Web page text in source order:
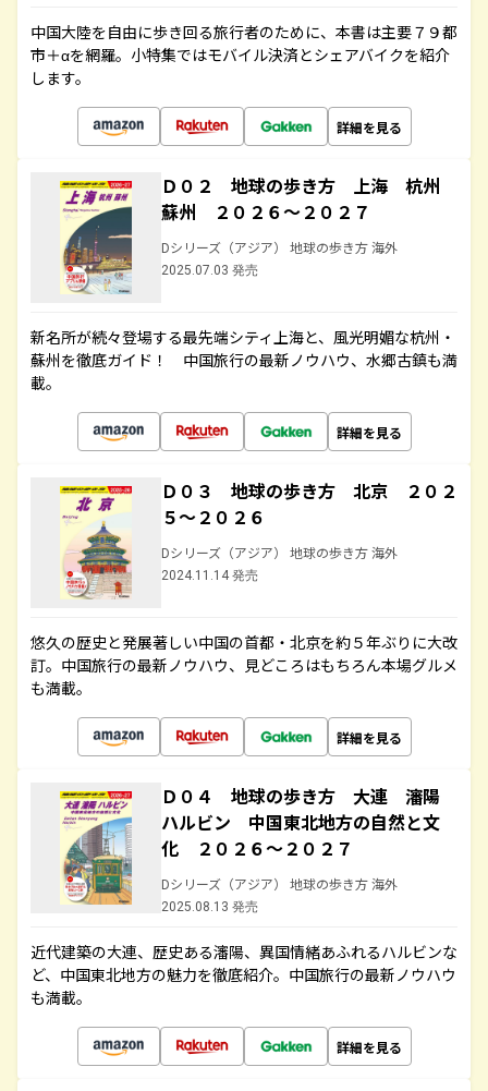
中国大陸を自由に歩き回る旅行者のために、本書は主要７９都
市＋αを網羅。小特集ではモバイル決済とシェアバイクを紹介
します。
詳細を見る
Ｄ０２ 地球の歩き方 上海 杭州
蘇州 ２０２６～２０２７
Dシリーズ（アジア） 地球の歩き方 海外
2025.07.03 発売
新名所が続々登場する最先端シティ上海と、風光明媚な杭州・
蘇州を徹底ガイド！ 中国旅行の最新ノウハウ、水郷古鎮も満
載。
詳細を見る
Ｄ０３ 地球の歩き方 北京 ２０２
５～２０２６
Dシリーズ（アジア） 地球の歩き方 海外
2024.11.14 発売
悠久の歴史と発展著しい中国の首都・北京を約５年ぶりに大改
訂。中国旅行の最新ノウハウ、見どころはもちろん本場グルメ
も満載。
詳細を見る
Ｄ０４ 地球の歩き方 大連 瀋陽
ハルビン 中国東北地方の自然と文
化 ２０２６～２０２７
Dシリーズ（アジア） 地球の歩き方 海外
2025.08.13 発売
近代建築の大連、歴史ある瀋陽、異国情緒あふれるハルビンな
ど、中国東北地方の魅力を徹底紹介。中国旅行の最新ノウハウ
も満載。
詳細を見る